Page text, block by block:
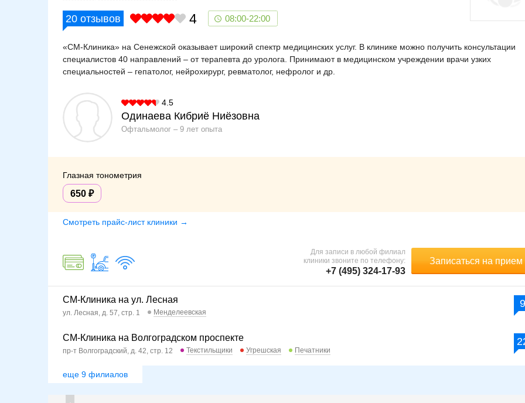
20 отзывов 4 08:00-22:00
«СМ-Клиника» на Сенежской оказывает широкий спектр медицинских услуг. В клинике можно получить консультации
специалистов 40 направлений – от терапевта до уролога. Принимают в медицинском учреждении врачи узких
специальностей – гепатолог, нейрохирург, ревматолог, нефролог и др.
4.5
Одинаева Кибриё Ниёзовна
Офтальмолог 9 лет опыта
Глазная тонометрия
650
Смотреть прайс-лист клиники →
Записаться на прием
Для записи в любой филиал
клиники звоните по телефону:
+7 (495) 324-17-93
СМ-Клиника на ул. Лесная
ул. Лесная, д. 57, стр. 1 Менделеевская
СМ-Клиника на Волгоградском проспекте
пр-т Волгоградский, д. 42, стр. 12 Текстильщики Угрешская Печатники
еще 9 филиалов